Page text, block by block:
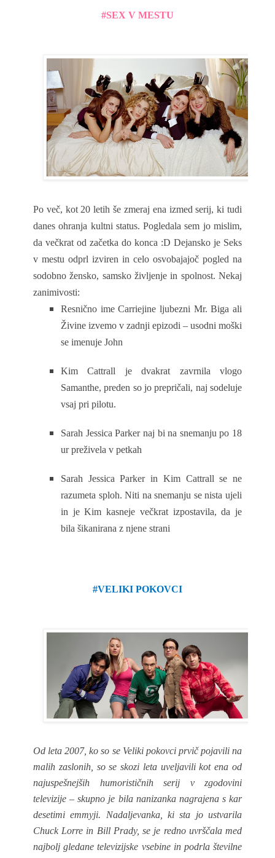
#SEX V MESTU
Po več, kot 20 letih še zmeraj ena izmed serij, ki tudi
danes ohranja kultni status. Pogledala sem jo mislim,
da večkrat od začetka do konca :D Dejansko je Seks
v mestu odprl izviren in celo osvobajajoč pogled na
sodobno žensko, samsko življenje in spolnost. Nekaj
zanimivosti:
Resnično ime Carriejine ljubezni Mr. Biga ali
Živine izvemo v zadnji epizodi – usodni moški
se imenuje John
Kim Cattrall je dvakrat zavrnila vlogo
Samanthe, preden so jo prepričali, naj sodeluje
vsaj pri pilotu.
Sarah Jessica Parker naj bi na snemanju po 18
ur preživela v petkah
Sarah Jessica Parker in Kim Cattrall se ne
razumeta sploh. Niti na snemanju se nista ujeli
in je Kim kasneje večkrat izpostavila, da je
bila šikanirana z njene strani
#VELIKI POKOVCI
Od leta 2007, ko so se Veliki pokovci prvič pojavili na
malih zaslonih, so se skozi leta uveljavili kot ena od
najuspešnejših humorističnih serij v zgodovini
televizije – skupno je bila nanizanka nagrajena s kar
desetimi emmyji. Nadaljevanka, ki sta jo ustvarila
Chuck Lorre in Bill Prady, se je redno uvrščala med
najbolj gledane televizijske vsebine in podrla številne